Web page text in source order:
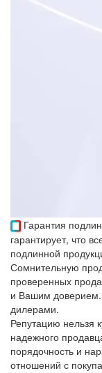
Гарантия
гарантирует, что
подлинной
Сомнительную
проверенных
и Вашим
дилерами.
Репутацию нельзя
надежного
порядочность и
отношений с